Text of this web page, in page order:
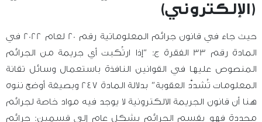
(الإلكتروني)
حيث جاء في قانون جرائم المعلوماتية رقم 20 لعام 2022 في
المادة رقم 33 الفقرة ج: “إذا ارتُكبت أي جريمة من الجرائم
المنصوص عليها في القوانين النافذة باستعمال وسائل تقانة
المعلومات تُشدَّد العقوبة” بدلالة المادة 247 وبصيغة أوضح ننوه
هنا أن قانون الجريمة الالكترونية لا يوجد فيه مواد خاصة لجرائم
محددة فهو يقسم الجرائم بشكل عام إلى قسمين: جرائم